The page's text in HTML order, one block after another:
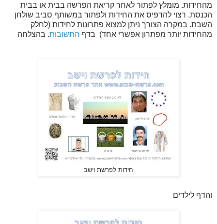
מהחידות. מומלץ לפתור לאחר קריאת הפרשה בבית או בבית
הכנסת. רצוי להדפיס את החידות ולפתור במשותף סביב שולחן
השבת. במקרה הצורך ניתן למצוא פתרונות לחידות (לחלק
מהחידות יותר מפתרון אפשרי אחד) בדף התשובות. בהצלחה
חידות לפרשת וישב
והדף לילדים